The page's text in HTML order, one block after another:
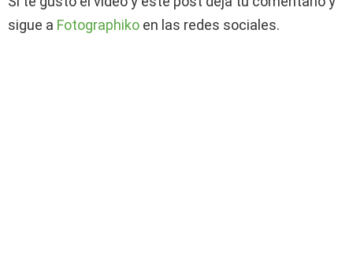
sigue a Fotographiko en las redes sociales.